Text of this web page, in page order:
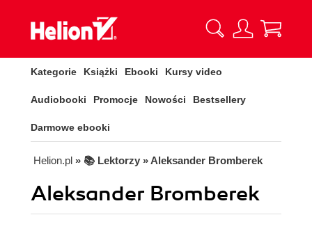
Kategorie Książki Ebooki Kursy video
Audiobooki Promocje Nowości Bestsellery
Darmowe ebooki
Helion.pl » 📚 Lektorzy » Aleksander Bromberek
Aleksander Bromberek